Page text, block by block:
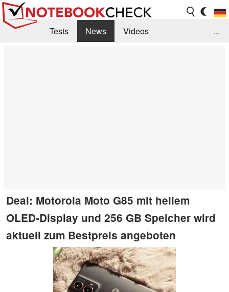
Tests News
Videos
...
Deal: Motorola Moto G85 mit hellem
OLED-Display und 256 GB Speicher wird
aktuell zum Bestpreis angeboten